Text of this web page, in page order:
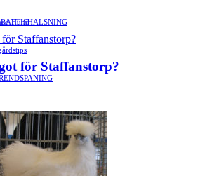
Hund
för Staffanstorp?